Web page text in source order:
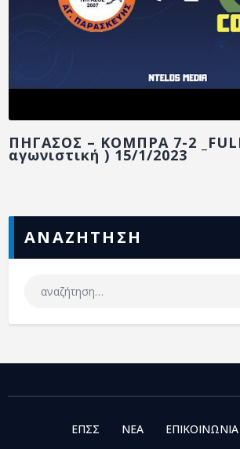
ΠΗΓΑΣΟΣ – ΚΟΜΠΡΑ 7-2
αγωνιστική ) 15/1/2023
ΑΝΑΖΗΤΗΣΗ
ΕΠΣΣ NEA
ΕΠΙΚΟΙΝΩΝΙΑ